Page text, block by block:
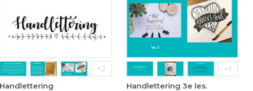
Handlettering Handlettering 3e les.